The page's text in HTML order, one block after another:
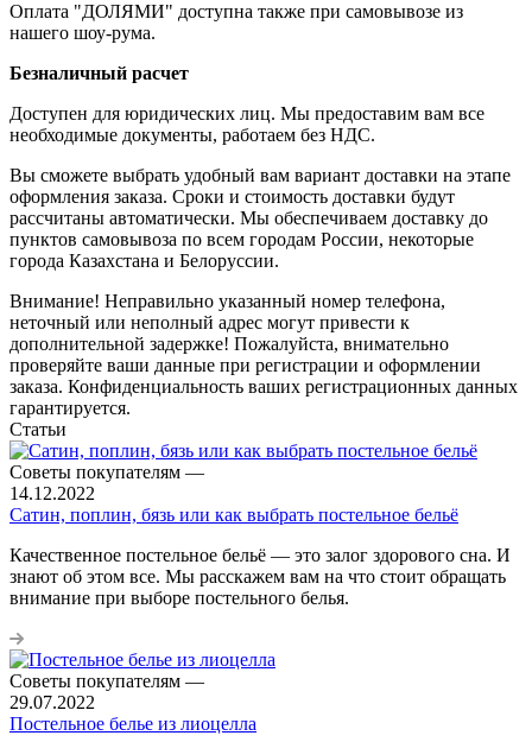
Оплата "ДОЛЯМИ" доступна также при самовывозе из
нашего шоу-рума.
Безналичный расчет
Доступен для юридических лиц. Мы предоставим вам все
необходимые документы, работаем без НДС.
Вы сможете выбрать удобный вам вариант доставки на этапе
оформления заказа. Сроки и стоимость доставки будут
рассчитаны автоматически. Мы обеспечиваем доставку до
пунктов самовывоза по всем городам России, некоторые
города Казахстана и Белоруссии.
Внимание! Неправильно указанный номер телефона,
неточный или неполный адрес могут привести к
дополнительной задержке! Пожалуйста, внимательно
проверяйте ваши данные при регистрации и оформлении
заказа. Конфиденциальность ваших регистрационных данных
гарантируется.
Статьи
Советы покупателям —
14.12.2022
Сатин, поплин, бязь или как выбрать постельное бельё
Качественное постельное бельё — это залог здорового сна. И
знают об этом все. Мы расскажем вам на что стоит обращать
внимание при выборе постельного белья.
Советы покупателям —
29.07.2022
Постельное белье из лиоцелла